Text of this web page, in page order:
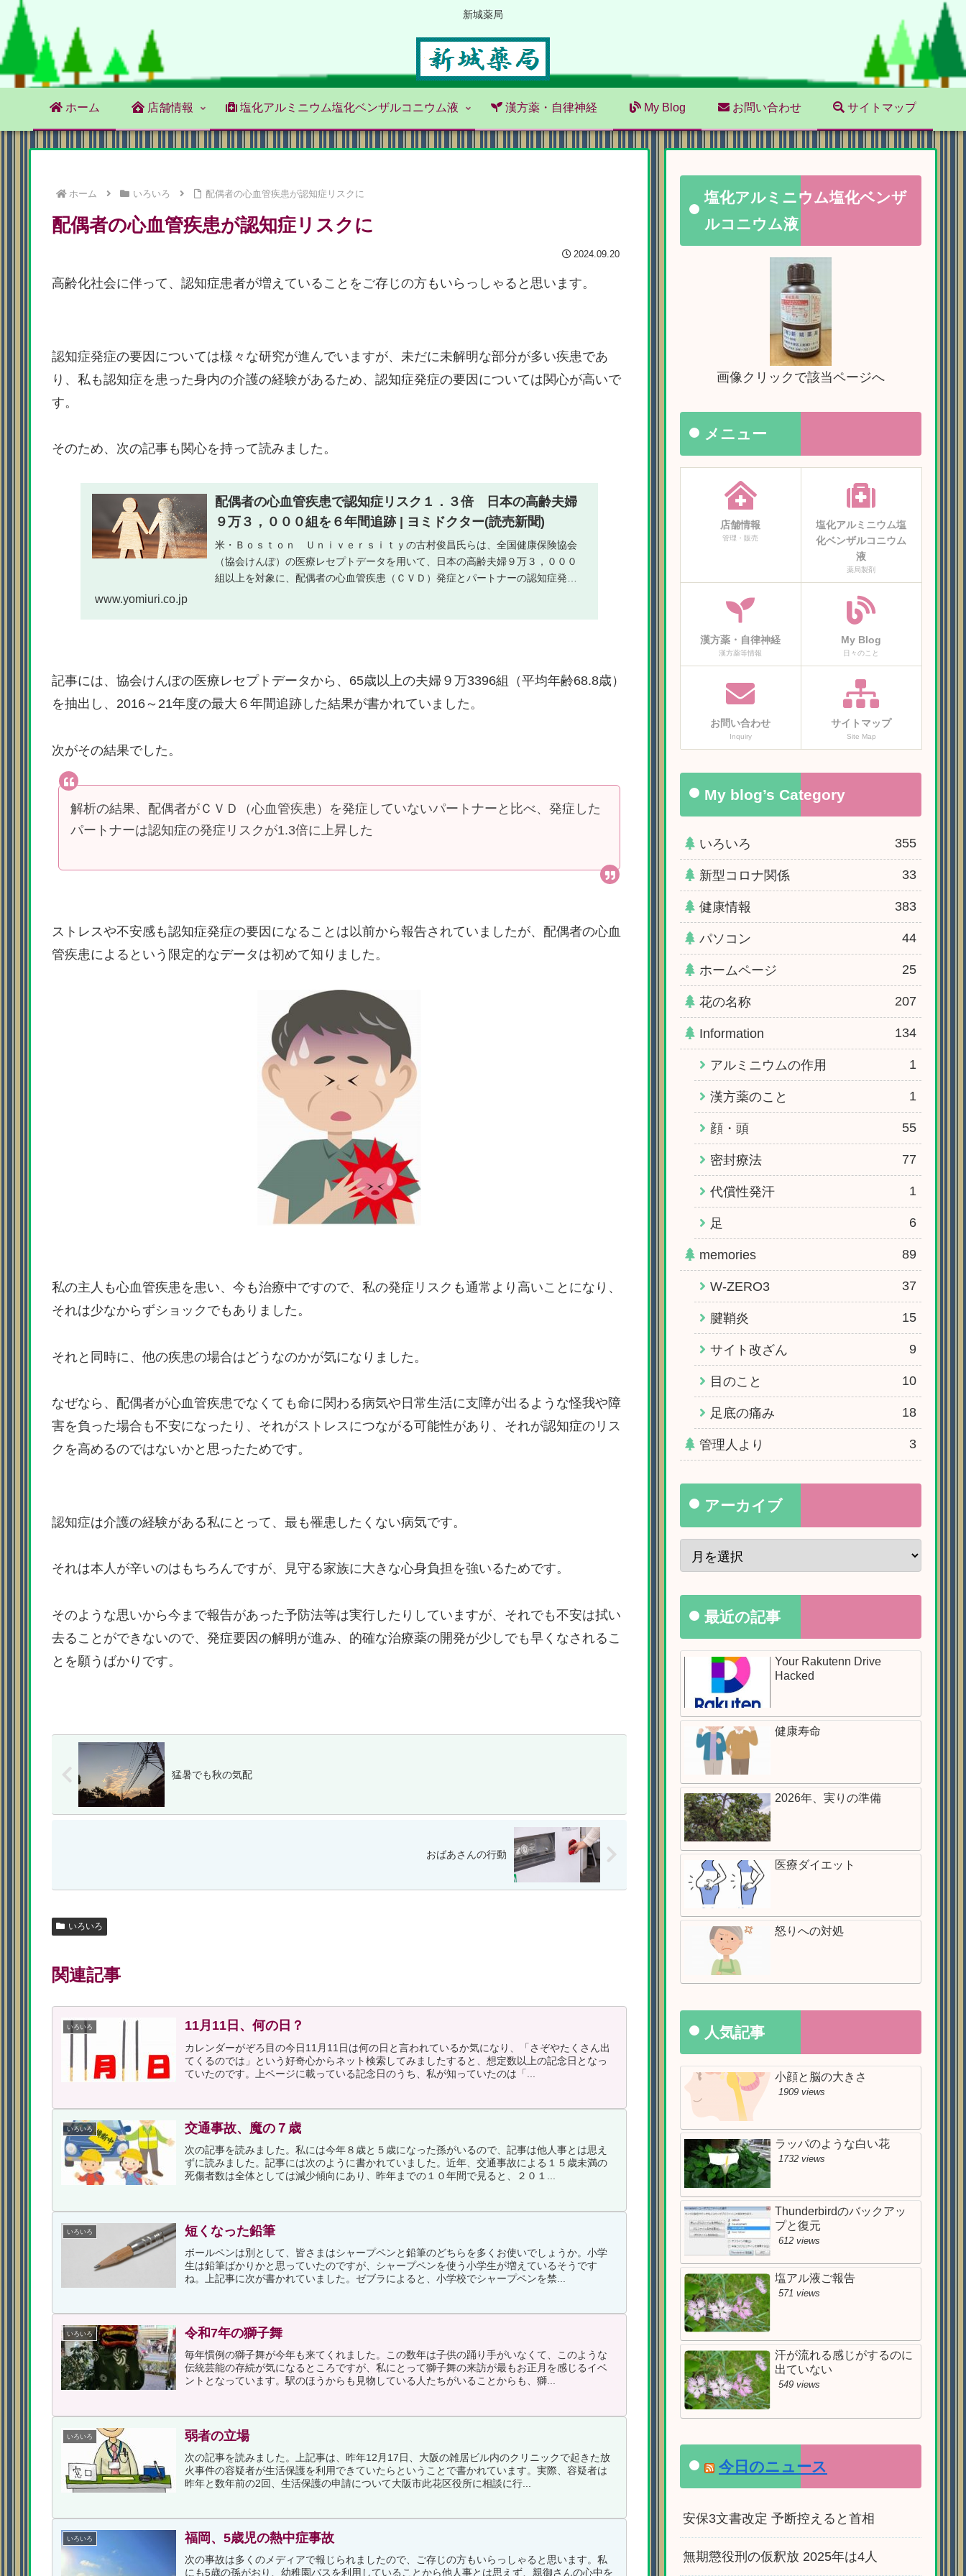
新城薬局
ホーム 店舗情報 塩化アルミニウム塩化ベンザルコニウム液 漢方薬・自律神経 My Blog お問い合わせ サイトマップ
ホーム いろいろ 配偶者の心血管疾患が認知症リスクに
配偶者の心血管疾患が認知症リスクに
2024.09.20
高齢化社会に伴って、認知症患者が増えていることをご存じの方もいらっしゃると思います。
認知症発症の要因については様々な研究が進んでいますが、未だに未解明な部分が多い疾患であ
り、私も認知症を患った身内の介護の経験があるため、認知症発症の要因については関心が高いで
す。
そのため、次の記事も関心を持って読みました。
配偶者の心血管疾患で認知症リスク１．３倍 日本の高齢夫婦
９万３，０００組を６年間追跡 | ヨミドクター(読売新聞)
米・Ｂｏｓｔｏｎ Ｕｎｉｖｅｒｓｉｔｙの古村俊昌氏らは、全国健康保険協会
（協会けんぽ）の医療レセプトデータを用いて、日本の高齢夫婦９万３，０００
組以上を対象に、配偶者の心血管疾患（ＣＶＤ）発症とパートナーの認知症発症
www.yomiuri.co.jp
記事には、協会けんぽの医療レセプトデータから、65歳以上の夫婦９万3396組（平均年齢68.8歳）
を抽出し、2016～21年度の最大６年間追跡した結果が書かれていました。
次がその結果でした。
解析の結果、配偶者がＣＶＤ（心血管疾患）を発症していないパートナーと比べ、発症した
パートナーは認知症の発症リスクが1.3倍に上昇した
ストレスや不安感も認知症発症の要因になることは以前から報告されていましたが、配偶者の心血
管疾患によるという限定的なデータは初めて知りました。
私の主人も心血管疾患を患い、今も治療中ですので、私の発症リスクも通常より高いことになり、
それは少なからずショックでもありました。
それと同時に、他の疾患の場合はどうなのかが気になりました。
なぜなら、配偶者が心血管疾患でなくても命に関わる病気や日常生活に支障が出るような怪我や障
害を負った場合も不安になったり、それがストレスにつながる可能性があり、それが認知症のリス
クを高めるのではないかと思ったためです。
認知症は介護の経験がある私にとって、最も罹患したくない病気です。
それは本人が辛いのはもちろんですが、見守る家族に大きな心身負担を強いるためです。
そのような思いから今まで報告があった予防法等は実行したりしていますが、それでも不安は拭い
去ることができないので、発症要因の解明が進み、的確な治療薬の開発が少しでも早くなされるこ
とを願うばかりです。
猛暑でも秋の気配
おばあさんの行動
いろいろ
関連記事
いろいろ 11月11日、何の日？
カレンダーがぞろ目の今日11月11日は何の日と言われているか気になり、「さぞやたくさん出
てくるのでは」という好奇心からネット検索してみましたすると、想定数以上の記念日となっ
ていたのです。上ページに載っている記念日のうち、私が知っていたのは「...
いろいろ 交通事故、魔の７歳
次の記事を読みました。私には今年８歳と５歳になった孫がいるので、記事は他人事とは思え
ずに読みました。記事には次のように書かれていました。近年、交通事故による１５歳未満の
死傷者数は全体としては減少傾向にあり、昨年までの１０年間で見ると、２０１...
いろいろ 短くなった鉛筆
ボールペンは別として、皆さまはシャープペンと鉛筆のどちらを多くお使いでしょうか。小学
生は鉛筆ばかりかと思っていたのですが、シャープペンを使う小学生が増えているそうです
ね。上記事に次が書かれていました。ゼブラによると、小学校でシャープペンを禁...
いろいろ 令和7年の獅子舞
毎年慣例の獅子舞が今年も来てくれました。この数年は子供の踊り手がいなくて、このような
伝統芸能の存続が気になるところですが、私にとって獅子舞の来訪が最もお正月を感じるイベ
ントとなっています。駅のほうからも見物している人たちがいることからも、獅...
いろいろ 弱者の立場
次の記事を読みました。上記事は、昨年12月17日、大阪の雑居ビル内のクリニックで起きた放
火事件の容疑者が生活保護を利用できていたらということで書かれています。実際、容疑者は
昨年と数年前の2回、生活保護の申請について大阪市此花区役所に相談に行...
いろいろ 福岡、5歳児の熱中症事故
次の事故は多くのメディアで報じられましたので、ご存じの方もいらっしゃると思います。私
にも5歳の孫がおり、幼稚園バスを利用していることから他人事とは思えず、親御さんの心中を
塩化アルミニウム塩化ベンザ
ルコニウム液
画像クリックで該当ページへ
メニュー
店舗情報
管理・販売
塩化アルミニウム塩
化ベンザルコニウム
液
薬局製剤
漢方薬・自律神経
漢方薬等情報
My Blog
日々のこと
お問い合わせ
Inquiry
サイトマップ
Site Map
My blog’s Category
いろいろ 355
新型コロナ関係 33
健康情報 383
パソコン 44
ホームページ 25
花の名称 207
Information 134
アルミニウムの作用 1
漢方薬のこと 1
顔・頭 55
密封療法 77
代償性発汗 1
足 6
memories 89
W-ZERO3 37
腱鞘炎 15
サイト改ざん 9
目のこと 10
足底の痛み 18
管理人より 3
アーカイブ
最近の記事
Your Rakutenn Drive
Hacked
健康寿命
2026年、実りの準備
医療ダイエット
怒りへの対処
人気記事
小顔と脳の大きさ
1909 views
ラッパのような白い花
1732 views
Thunderbirdのバックアッ
プと復元
612 views
塩アル液ご報告
571 views
汗が流れる感じがするのに
出ていない
549 views
今日のニュース
安保3文書改定 予断控えると首相
無期懲役刑の仮釈放 2025年は4人